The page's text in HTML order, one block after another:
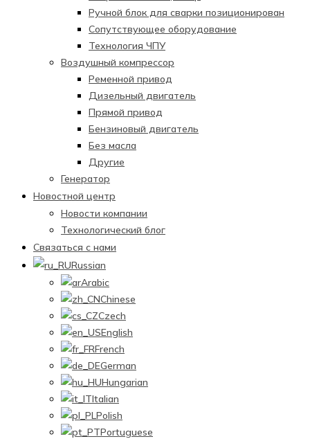
Ручной блок для сварки позиционирован
Сопутствующее оборудование
Технология ЧПУ
Воздушный компрессор
Ременной привод
Дизельный двигатель
Прямой привод
Бензиновый двигатель
Без масла
Другие
Генератор
Новостной центр
Новости компании
Технологический блог
Связаться с нами
Russian
Arabic
Chinese
Czech
English
French
German
Hungarian
Italian
Polish
Portuguese